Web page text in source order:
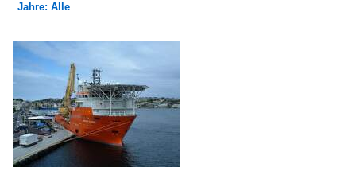
Seeschiffe
Offshore-Versorgungs- und Hilfsschiffe
N
Passagier- und RoRo-Frachtschiffe (Fahrzeugfähren)
Jahre: Alle
Alle Jahre
2002
2006